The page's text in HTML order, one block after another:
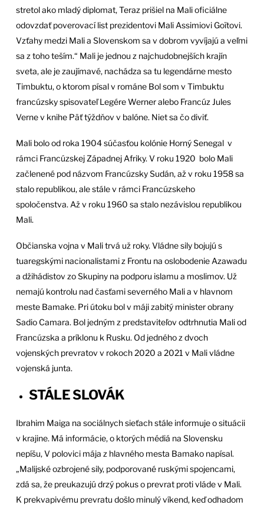
stretol ako mladý diplomat, Teraz prišiel na Mali oficiálne
odovzdať poverovací list prezidentovi Mali Assimiovi Goïtovi.
Vzťahy medzi Mali a Slovenskom sa v dobrom vyvíjajú a veľmi
sa z toho teším.“ Mali je jednou z najchudobnejších krajín
sveta, ale je zaujímavé, nachádza sa tu legendárne mesto
Timbuktu, o ktorom písal v románe Bol som v Timbuktu
francúzsky spisovateľ Legére Werner alebo Francúz Jules
Verne v knihe Päť týždňov v balóne. Niet sa čo diviť.
Mali bolo od roka 1904 súčasťou kolónie Horný Senegal v
rámci Francúzskej Západnej Afriky. V roku 1920 bolo Mali
začlenené pod názvom Francúzsky Sudán, až v roku 1958 sa
stalo republikou, ale stále v rámci Francúzskeho
spoločenstva. Až v roku 1960 sa stalo nezávislou republikou
Mali.
Občianska vojna v Mali trvá už roky. Vládne sily bojujú s
tuaregskými nacionalistami z Frontu na oslobodenie Azawadu
a džihádistov zo Skupiny na podporu islamu a moslimov. Už
nemajú kontrolu nad časťami severného Mali a v hlavnom
meste Bamake. Pri útoku bol v máji zabitý minister obrany
Sadio Camara. Bol jedným z predstaviteľov odtrhnutia Mali od
Francúzska a príklonu k Rusku. Od jedného z dvoch
vojenských prevratov v rokoch 2020 a 2021 v Mali vládne
vojenská junta.
STÁLE SLOVÁK
Ibrahim Maiga na sociálnych sieťach stále informuje o situácii
v krajine. Má informácie, o ktorých médiá na Slovensku
nepíšu, V polovici mája z hlavného mesta Bamako napísal.
„Malijské ozbrojené sily, podporované ruskými spojencami,
zdá sa, že preukazujú drzý pokus o prevrat proti vláde v Mali.
K prekvapivému prevratu došlo minulý víkend, keď odhadom